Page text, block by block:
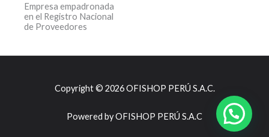
Empresa empadronada
en el Registro Nacional
de Proveedores
Copyright © 2026 OFISHOP PERÚ S.A.C.
Powered by OFISHOP PERÚ S.A.C